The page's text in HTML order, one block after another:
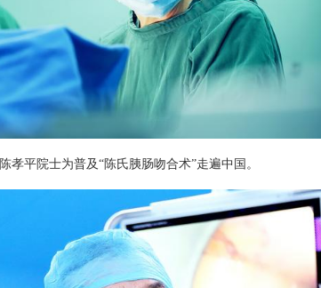
陈孝平院士为普及“陈氏胰肠吻合术”走遍中国。